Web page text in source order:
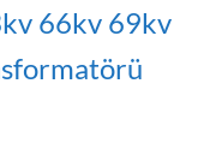
66kv 69kv